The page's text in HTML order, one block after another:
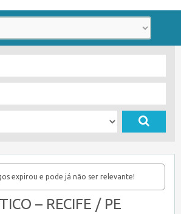
expirou e pode já não ser relevante!
– RECIFE / PE